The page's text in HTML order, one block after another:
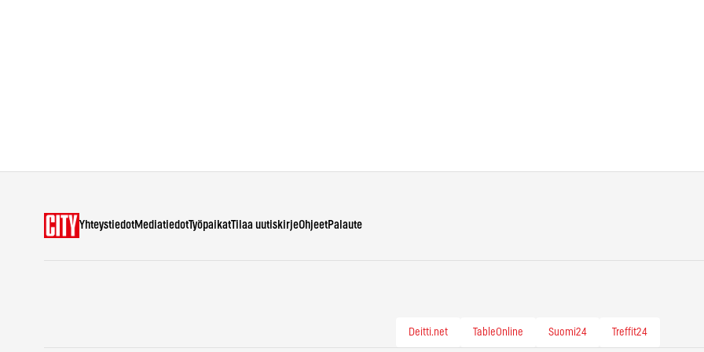
YhteystiedotMediatiedotTyöpaikatTilaa uutiskirjeOhjeetPalaute
Deitti.net TableOnline Suomi24 Treffit24